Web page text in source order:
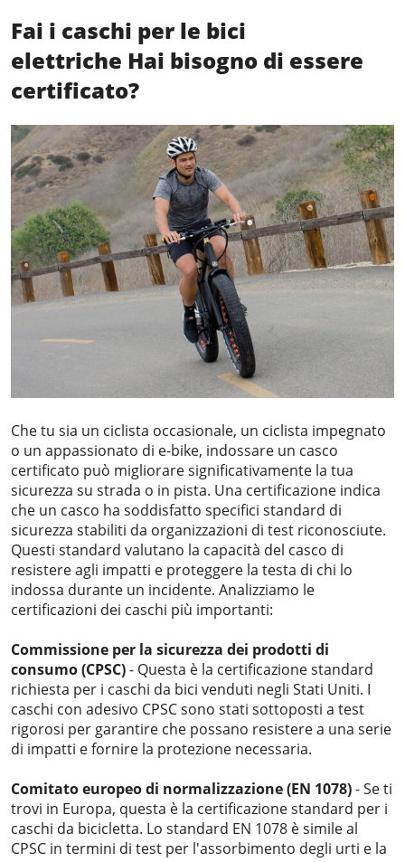
Fai i caschi per le bici
elettriche Hai bisogno di essere
certificato?
Che tu sia un ciclista occasionale, un ciclista impegnato
o un appassionato di e-bike, indossare un casco
certificato può migliorare significativamente la tua
sicurezza su strada o in pista. Una certificazione indica
che un casco ha soddisfatto specifici standard di
sicurezza stabiliti da organizzazioni di test riconosciute.
Questi standard valutano la capacità del casco di
resistere agli impatti e proteggere la testa di chi lo
indossa durante un incidente. Analizziamo le
certificazioni dei caschi più importanti:
Commissione per la sicurezza dei prodotti di
consumo (CPSC)- Questa è la certificazione standard
richiesta per i caschi da bici venduti negli Stati Uniti. I
caschi con adesivo CPSC sono stati sottoposti a test
rigorosi per garantire che possano resistere a una serie
di impatti e fornire la protezione necessaria.
Comitato europeo di normalizzazione (EN 1078)- Se ti
trovi in ​​Europa, questa è la certificazione standard per i
caschi da bicicletta. Lo standard EN 1078 è simile al
CPSC in termini di test per l'assorbimento degli urti e la